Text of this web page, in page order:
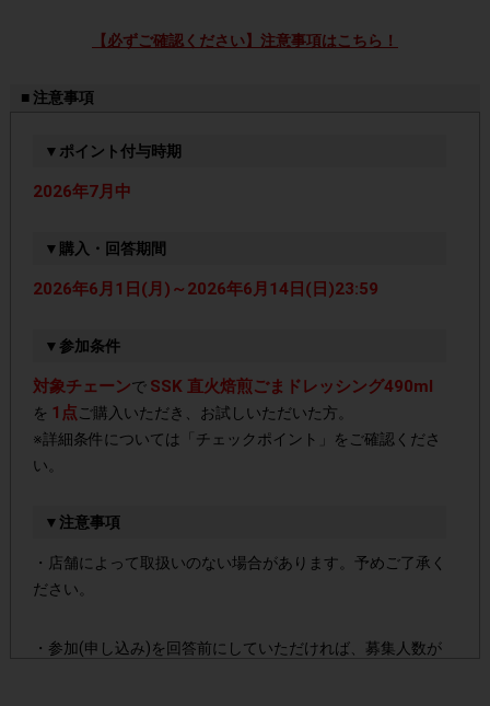
【必ずご確認ください】注意事項はこちら！
■ 注意事項
▼ポイント付与時期
2026年7月中
▼購入・回答期間
2026年6月1日(月)～2026年6月14日(日)23:59
▼参加条件
対象チェーンで SSK 直火焙煎ごまドレッシング490ml
を 1点ご購入いただき、お試しいただいた方。
※詳細条件については「チェックポイント」をご確認くださ
い。
▼注意事項
・店舗によって取扱いのない場合があります。予めご了承く
ださい。
・参加(申し込み)を回答前にしていただければ、募集人数が